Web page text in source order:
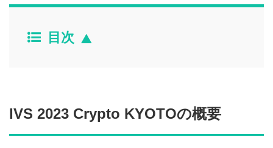
目次
IVS 2023 Crypto KYOTOの概要